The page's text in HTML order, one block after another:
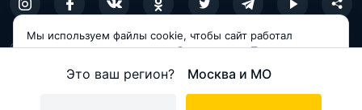
Это ваш регион? Москва и МО
© 2026 NOVOSTROEV.RU
Политика обработки персональных данных
Мы используем файлы cookie, чтобы сайт работал
корректно и становился удобнее для вас. Продолжая